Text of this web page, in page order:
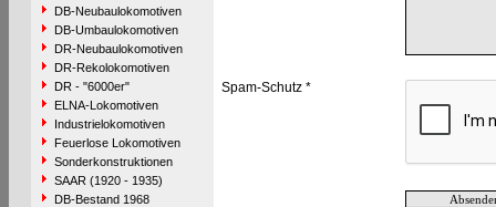
DB-Neubaulokomotiven
DB-Umbaulokomotiven
DR-Neubaulokomotiven
DR-Rekolokomotiven
DR - "6000er"
ELNA-Lokomotiven
Industrielokomotiven
Feuerlose Lokomotiven
Sonderkonstruktionen
SAAR (1920 - 1935)
DB-Bestand 1968
Spam-Schutz *